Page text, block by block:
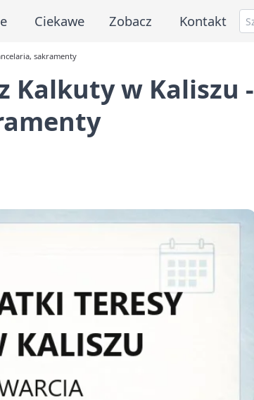
Ciekawe Zobacz Kontakt
sakramenty
Kalkuty w Kaliszu -